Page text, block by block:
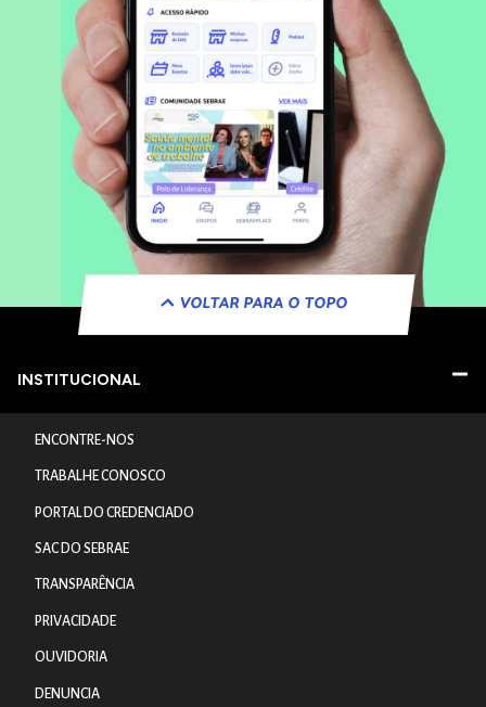
VOLTAR PARA O TOPO
INSTITUCIONAL
ENCONTRE-NOS
TRABALHE CONOSCO
PORTAL DO CREDENCIADO
SAC DO SEBRAE
TRANSPARÊNCIA
PRIVACIDADE
OUVIDORIA
DENUNCIA